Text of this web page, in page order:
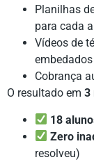
Planilhas
para cada
Vídeos de
Cobrança
O resultado em 3
18
Zero
resolveu)